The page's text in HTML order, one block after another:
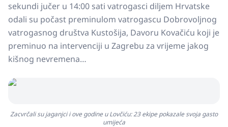
Sport
Kultura
Osmrtnice
sekundi jučer u 14:00 sati vatrogasci diljem Hrvatske
odali su počast preminulom vatrogascu Dobrovoljnog
vatrogasnog društva Kustošija, Davoru Kovačiću koji je
preminuo na intervenciji u Zagrebu za vrijeme jakog
kišnog nevremena…
Zacvrčali su jaganjci i ove godine u Lovčiću: 23 ekipe pokazale svoja gasto
umijeća